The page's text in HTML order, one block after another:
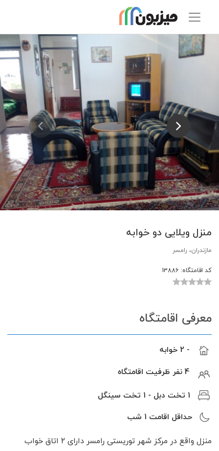
منزل ویلایی دو خوابه
مازندران، رامسر
کد اقامتگاه:
معرفی اقامتگاه
- 2 خوابه
4 نفر ظرفیت اقامتگاه
1 تخت دبل - 1 تخت سینگل
حداقل اقامت 1 شب
منزل واقع در مرکز شهر توریستی رامسر دارای 2 اتاق خواب